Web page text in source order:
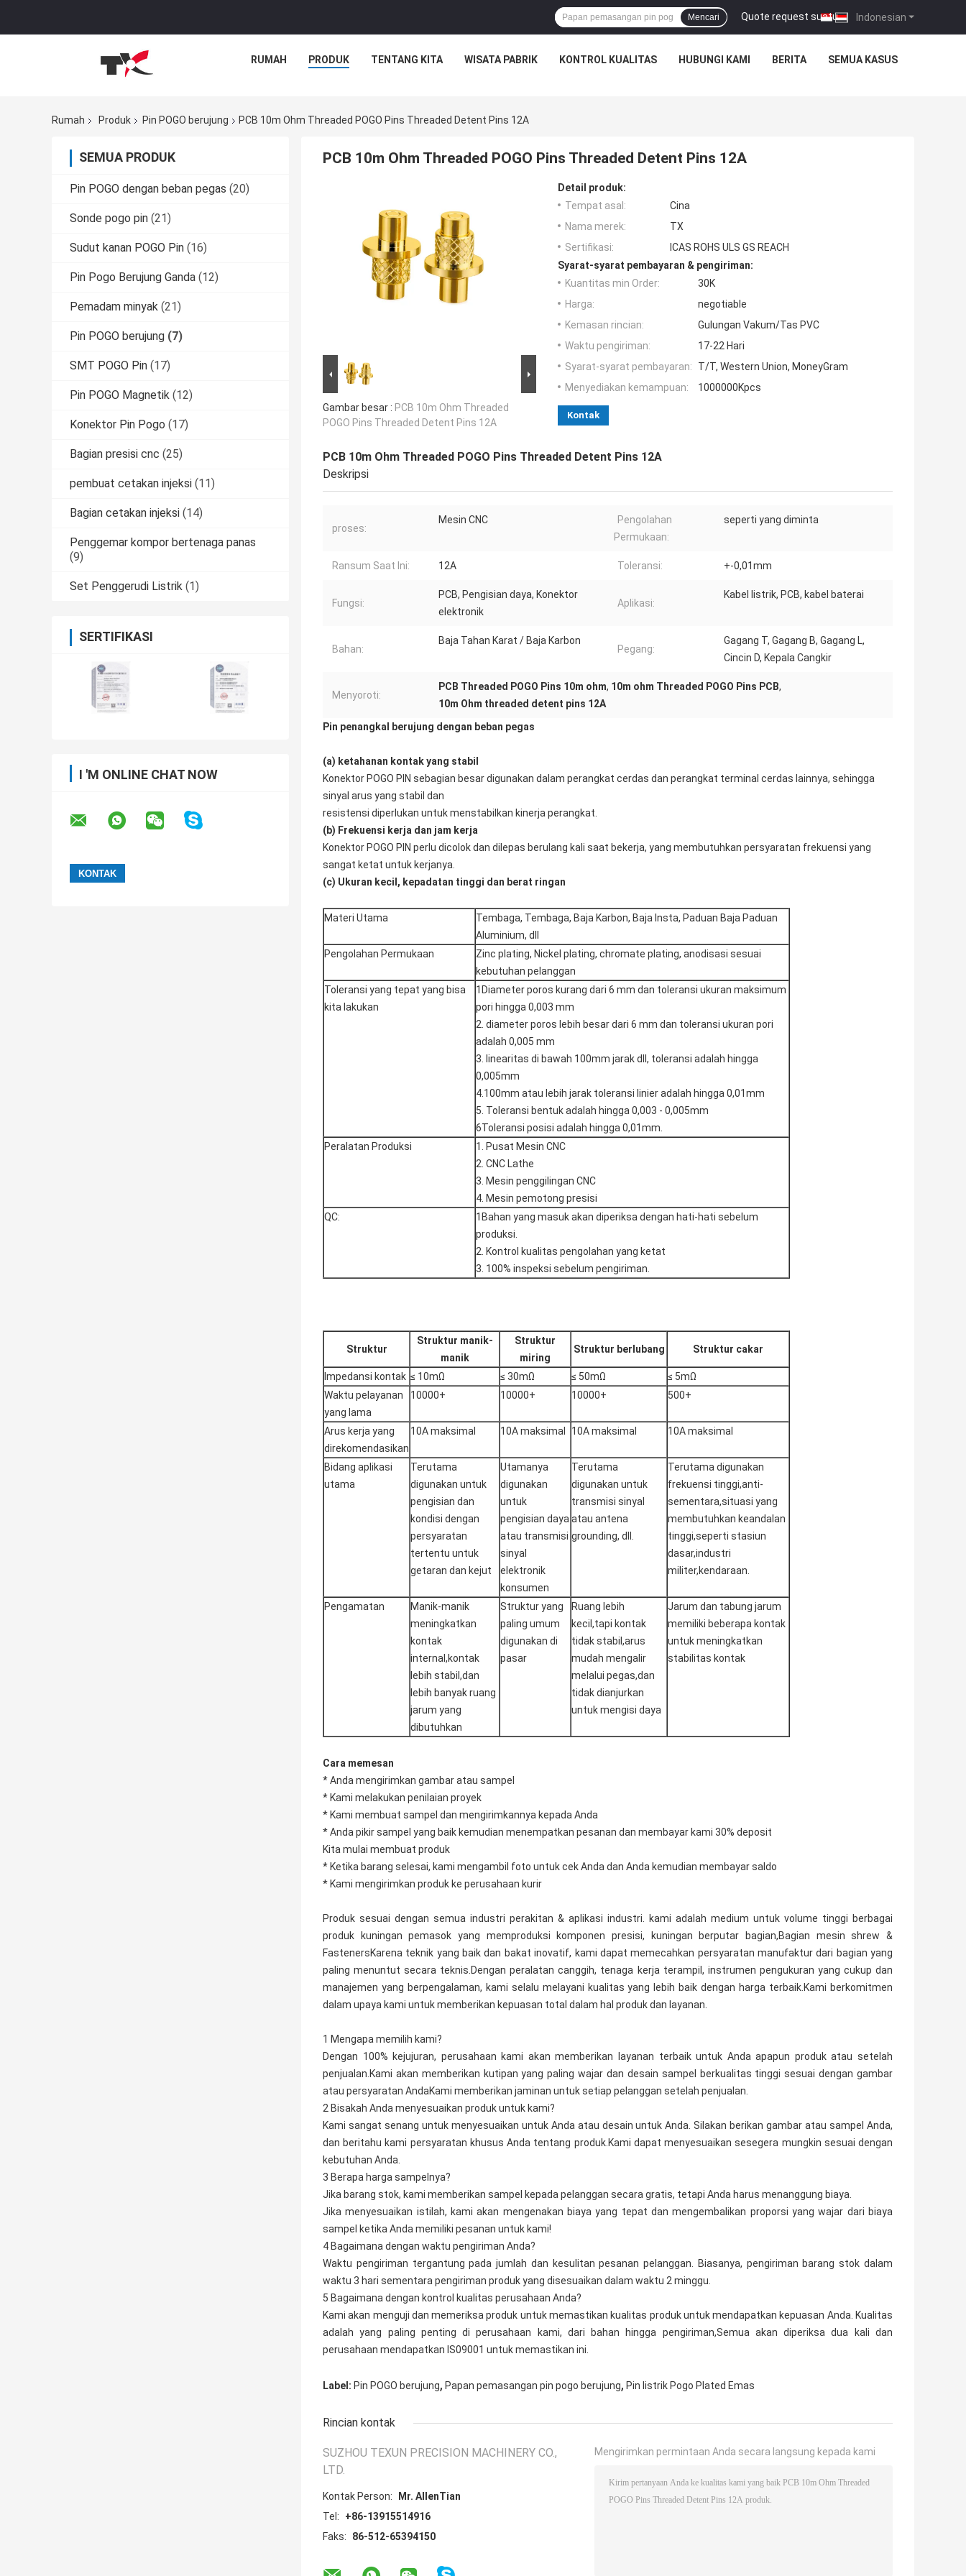
Indonesian
Quote request suatu |
Mencari
RUMAH PRODUK TENTANG KITA WISATA PABRIK KONTROL KUALITAS HUBUNGI KAMI BERITA SEMUA KASUS
Rumah Produk Pin POGO berujung PCB 10m Ohm Threaded POGO Pins Threaded Detent Pins 12A
SEMUA PRODUK
Pin POGO dengan beban pegas (20)
Sonde pogo pin (21)
Sudut kanan POGO Pin (16)
Pin Pogo Berujung Ganda (12)
Pemadam minyak (21)
Pin POGO berujung (7)
SMT POGO Pin (17)
Pin POGO Magnetik (12)
Konektor Pin Pogo (17)
Bagian presisi cnc (25)
pembuat cetakan injeksi (11)
Bagian cetakan injeksi (14)
Penggemar kompor bertenaga panas
(9)
Set Penggerudi Listrik (1)
SERTIFIKASI
I 'M ONLINE CHAT NOW
PCB 10m Ohm Threaded POGO Pins Threaded Detent Pins 12A
Gambar besar : PCB 10m Ohm Threaded
POGO Pins Threaded Detent Pins 12A
Detail produk:
Tempat asal:
Cina
Nama merek:
TX
Sertifikasi:
ICAS ROHS ULS GS REACH
Syarat-syarat pembayaran & pengiriman:
Kuantitas min Order:
30K
Harga:
negotiable
Kemasan rincian:
Gulungan Vakum/Tas PVC
Waktu pengiriman:
17-22 Hari
Syarat-syarat pembayaran:
T/T, Western Union, MoneyGram
Menyediakan kemampuan:
1000000Kpcs
Kontak
PCB 10m Ohm Threaded POGO Pins Threaded Detent Pins 12A
Deskripsi
proses:
Mesin CNC
Pengolahan
Permukaan:
seperti yang diminta
Ransum Saat Ini: 12A Toleransi: +-0,01mm
Fungsi:
PCB, Pengisian daya, Konektor
elektronik
Aplikasi:
Kabel listrik, PCB, kabel baterai
Bahan:
Baja Tahan Karat / Baja Karbon
Pegang:
Gagang T, Gagang B, Gagang L,
Cincin D, Kepala Cangkir
Menyoroti:
PCB Threaded POGO Pins 10m ohm, 10m ohm Threaded POGO Pins PCB,
10m Ohm threaded detent pins 12A
Pin penangkal berujung dengan beban pegas
(a) ketahanan kontak yang stabil
Konektor POGO PIN sebagian besar digunakan dalam perangkat cerdas dan perangkat terminal cerdas lainnya, sehingga
sinyal arus yang stabil dan
resistensi diperlukan untuk menstabilkan kinerja perangkat.
(b) Frekuensi kerja dan jam kerja
Konektor POGO PIN perlu dicolok dan dilepas berulang kali saat bekerja, yang membutuhkan persyaratan frekuensi yang
sangat ketat untuk kerjanya.
(c) Ukuran kecil, kepadatan tinggi dan berat ringan
Materi Utama
Tembaga, Tembaga, Baja Karbon, Baja Insta, Paduan Baja Paduan
Aluminium, dll
Pengolahan Permukaan
Zinc plating, Nickel plating, chromate plating, anodisasi sesuai
kebutuhan pelanggan
Toleransi yang tepat yang bisa
kita lakukan
1Diameter poros kurang dari 6 mm dan toleransi ukuran maksimum
pori hingga 0,003 mm
2. diameter poros lebih besar dari 6 mm dan toleransi ukuran pori
adalah 0,005 mm
3. linearitas di bawah 100mm jarak dll, toleransi adalah hingga
0,005mm
4.100mm atau lebih jarak toleransi linier adalah hingga 0,01mm
5. Toleransi bentuk adalah hingga 0,003 - 0,005mm
6Toleransi posisi adalah hingga 0,01mm.
Peralatan Produksi
1. Pusat Mesin CNC
2. CNC Lathe
3. Mesin penggilingan CNC
4. Mesin pemotong presisi
QC:
1Bahan yang masuk akan diperiksa dengan hati-hati sebelum
produksi.
2. Kontrol kualitas pengolahan yang ketat
3. 100% inspeksi sebelum pengiriman.
Struktur
Struktur manik-
manik
Struktur
miring
Struktur berlubang Struktur cakar
Impedansi kontak ≤ 10mΩ ≤ 30mΩ ≤ 50mΩ
≤ 5mΩ
Waktu pelayanan
yang lama
10000+ 10000+ 10000+ 500+
Arus kerja yang
direkomendasikan
10A maksimal 10A maksimal 10A maksimal 10A maksimal
Bidang aplikasi
utama
Terutama
digunakan untuk
pengisian dan
kondisi dengan
persyaratan
tertentu untuk
getaran dan kejut
Utamanya
digunakan
untuk
pengisian daya
atau transmisi
sinyal
elektronik
konsumen
Terutama
digunakan untuk
transmisi sinyal
atau antena
grounding, dll.
Terutama digunakan
frekuensi tinggi,anti-
sementara,situasi yang
membutuhkan keandalan
tinggi,seperti stasiun
dasar,industri
militer,kendaraan.
Pengamatan
Manik-manik
meningkatkan
kontak
internal,kontak
lebih stabil,dan
lebih banyak ruang
jarum yang
dibutuhkan
Struktur yang
paling umum
digunakan di
pasar
Ruang lebih
kecil,tapi kontak
tidak stabil,arus
mudah mengalir
melalui pegas,dan
tidak dianjurkan
untuk mengisi daya
Jarum dan tabung jarum
memiliki beberapa kontak
untuk meningkatkan
stabilitas kontak
Cara memesan
* Anda mengirimkan gambar atau sampel
* Kami melakukan penilaian proyek
* Kami membuat sampel dan mengirimkannya kepada Anda
* Anda pikir sampel yang baik kemudian menempatkan pesanan dan membayar kami 30% deposit
Kita mulai membuat produk
* Ketika barang selesai, kami mengambil foto untuk cek Anda dan Anda kemudian membayar saldo
* Kami mengirimkan produk ke perusahaan kurir
Produk sesuai dengan semua industri perakitan & aplikasi industri. kami adalah medium untuk volume tinggi berbagai
produk kuningan pemasok yang memproduksi komponen presisi, kuningan berputar bagian,Bagian mesin shrew &
FastenersKarena teknik yang baik dan bakat inovatif, kami dapat memecahkan persyaratan manufaktur dari bagian yang
paling menuntut secara teknis.Dengan peralatan canggih, tenaga kerja terampil, instrumen pengukuran yang cukup dan
manajemen yang berpengalaman, kami selalu melayani kualitas yang lebih baik dengan harga terbaik.Kami berkomitmen
dalam upaya kami untuk memberikan kepuasan total dalam hal produk dan layanan.
1 Mengapa memilih kami?
Dengan 100% kejujuran, perusahaan kami akan memberikan layanan terbaik untuk Anda apapun produk atau setelah
penjualan.Kami akan memberikan kutipan yang paling wajar dan desain sampel berkualitas tinggi sesuai dengan gambar
atau persyaratan AndaKami memberikan jaminan untuk setiap pelanggan setelah penjualan.
2 Bisakah Anda menyesuaikan produk untuk kami?
Kami sangat senang untuk menyesuaikan untuk Anda atau desain untuk Anda. Silakan berikan gambar atau sampel Anda,
dan beritahu kami persyaratan khusus Anda tentang produk.Kami dapat menyesuaikan sesegera mungkin sesuai dengan
kebutuhan Anda.
3 Berapa harga sampelnya?
Jika barang stok, kami memberikan sampel kepada pelanggan secara gratis, tetapi Anda harus menanggung biaya.
Jika menyesuaikan istilah, kami akan mengenakan biaya yang tepat dan mengembalikan proporsi yang wajar dari biaya
sampel ketika Anda memiliki pesanan untuk kami!
4 Bagaimana dengan waktu pengiriman Anda?
Waktu pengiriman tergantung pada jumlah dan kesulitan pesanan pelanggan. Biasanya, pengiriman barang stok dalam
waktu 3 hari sementara pengiriman produk yang disesuaikan dalam waktu 2 minggu.
5 Bagaimana dengan kontrol kualitas perusahaan Anda?
Kami akan menguji dan memeriksa produk untuk memastikan kualitas produk untuk mendapatkan kepuasan Anda. Kualitas
adalah yang paling penting di perusahaan kami, dari bahan hingga pengiriman,Semua akan diperiksa dua kali dan
perusahaan mendapatkan IS09001 untuk memastikan ini.
Label: Pin POGO berujung, Papan pemasangan pin pogo berujung, Pin listrik Pogo Plated Emas
Rincian kontak
SUZHOU TEXUN PRECISION MACHINERY CO.,
LTD.
Kontak Person:
Mr. AllenTian
Tel:
+86-13915514916
Faks:
86-512-65394150
Mengirimkan permintaan Anda secara langsung kepada kami